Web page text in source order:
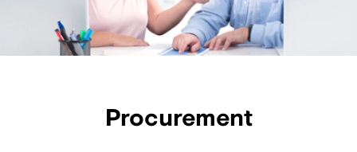
Procurement